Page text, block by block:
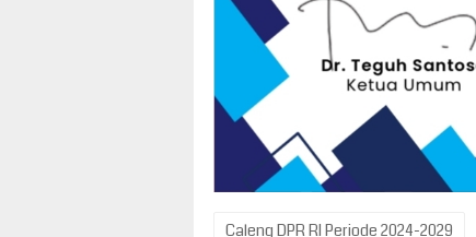
Caleng DPR RI Periode 2024-2029